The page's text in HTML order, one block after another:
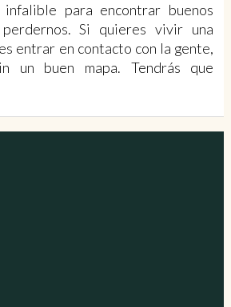
para encontrar buenos
Si quieres vivir una
entrar en contacto con la gente,
un buen mapa. Tendrás que